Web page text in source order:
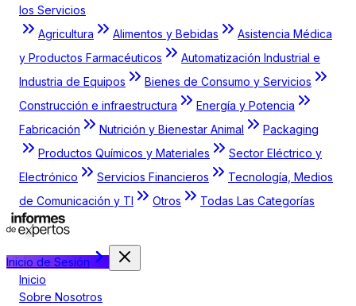
los Servicios
Agricultura
Alimentos y Bebidas
Asistencia Médica
y Productos Farmacéuticos
Automatización Industrial e
Industria de Equipos
Bienes de Consumo y Servicios
Construcción e infraestructura
Energía y Potencia
Fabricación
Nutrición y Bienestar Animal
Packaging
Productos Químicos y Materiales
Sector Eléctrico y
Electrónico
Servicios Financieros
Tecnología, Medios
de Comunicación y TI
Otros Todas Las Categorías
Inicio de Sesión
Inicio
Sobre Nosotros